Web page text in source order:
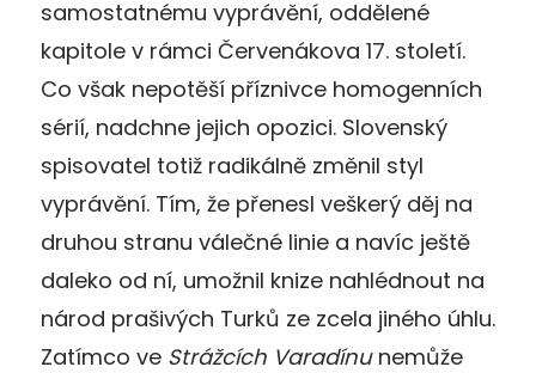
samostatnému vyprávění, oddělené
kapitole v rámci Červenákova 17. století.
Co však nepotěší příznivce homogenních
sérií, nadchne jejich opozici. Slovenský
spisovatel totiž radikálně změnil styl
vyprávění. Tím, že přenesl veškerý děj na
druhou stranu válečné linie a navíc ještě
daleko od ní, umožnil knize nahlédnout na
národ prašivých Turků ze zcela jiného úhlu.
Zatímco ve Strážcích Varadínu nemůže